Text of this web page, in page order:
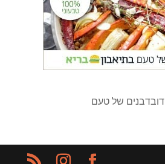
‏דובדבנים של טעם‏